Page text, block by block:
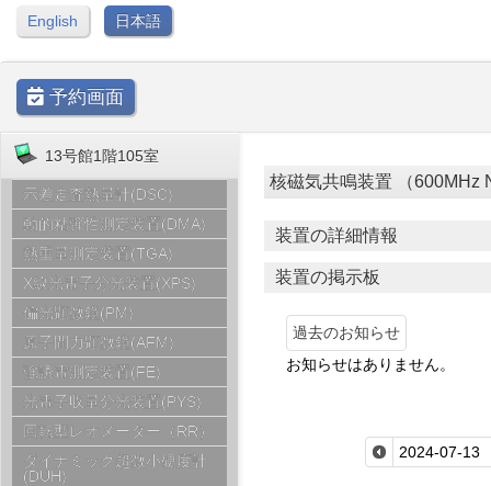
English 日本語
予約画面
13号館1階105室
示差走査熱量計(DSC)
動的粘弾性測定装置(DMA)
熱重量測定装置(TGA)
X線光電子分光装置(XPS)
偏光顕微鏡(PM)
原子間力顕微鏡(AFM)
強誘電測定装置(FE)
光電子収量分光装置(PYS)
回転型レオメーター（RR）
ダイナミック超微小硬度計
(DUH)
核磁気共鳴装置 （600MHz
装置の詳細情報
装置の掲示板
過去のお知らせ
お知らせはありません。